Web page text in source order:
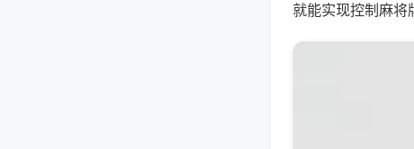
就能实现控制麻将